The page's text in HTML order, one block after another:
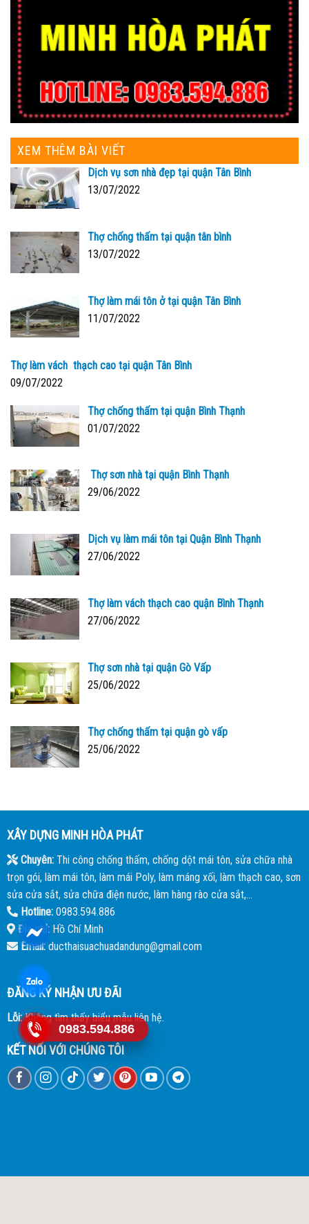
XEM THÊM BÀI VIẾT
Dịch vụ sơn nhà đẹp tại quận Tân Bình
13/07/2022
Thợ chống thấm tại quận tân bình
13/07/2022
Thợ làm mái tôn ở tại quận Tân Bình
11/07/2022
Thợ làm vách thạch cao tại quận Tân Bình
09/07/2022
Thợ chống thấm tại quận Bình Thạnh
01/07/2022
Thợ sơn nhà tại quận Bình Thạnh
29/06/2022
Dịch vụ làm mái tôn tại Quận Bình Thạnh
27/06/2022
Thợ làm vách thạch cao quận Bình Thạnh
27/06/2022
Thợ sơn nhà tại quận Gò Vấp
25/06/2022
Thợ chống thấm tại quận gò vấp
25/06/2022
XÂY DỰNG MINH HÒA PHÁT
Chuyên:Thi công chống thấm, chống dột mái tôn, sửa chữa nhà
trọn gói, làm mái tôn, làm mái Poly, làm máng xối, làm thạch cao, sơn
sửa cửa sắt, sửa chữa điện nước, làm hàng rào cửa sắt,...
Hotline:0983.594.886
Địa chỉ:Hồ Chí Minh
Email:ducthaisuachuadandung@gmail.com
ĐĂNG KÝ NHẬN ƯU ĐÃI
Lỗi:Không tìm thấy biểu mẫu liên hệ.
KẾT NỐI VỚI CHÚNG TÔI
0983.594.886